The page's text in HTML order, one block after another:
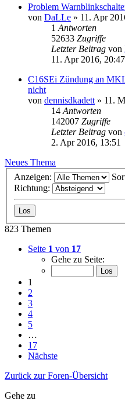
Problem
von DaLLe » 11. Apr
1 Antworten
52633 Zugriffe
Letzter Beitrag von
11. Apr 2016, 20:47
C16SEi Zündung an
nicht
von dennisdkadett » 11.
14 Antworten
142007 Zugriffe
Letzter Beitrag von
2. Apr 2016, 13:51
Neues Thema
Anzeigen:
Richtung:
823 Themen
Seite 1 von 17
Gehe zu Seite:
1
2
3
4
5
…
17
Nächste
Zurück zur Foren-Übersicht
Gehe zu